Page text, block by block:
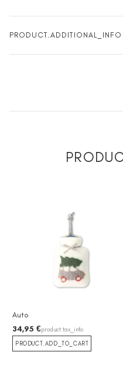
PRODUCT.ADDITIONAL_INFO
Auto
34,95 €product.tax_info
PRODUCT.ADD_TO_CART